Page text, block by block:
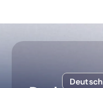
Deutsch